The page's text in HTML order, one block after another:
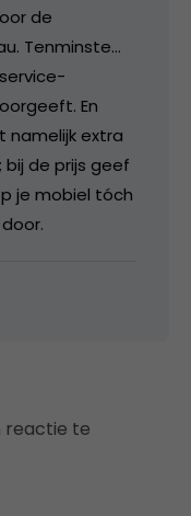
de
Tenminste…
En
namelijk extra
de prijs geef
je mobiel tóch
reactie te